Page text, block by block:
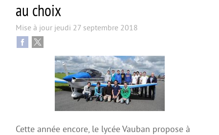
Le numérique
L’école promotrice de la santé
KEZACO ?
La Coopérative des manuels scolaires
au choix
Mise à jour jeudi 27 septembre 2018
Cette année encore, le lycée Vauban propose à